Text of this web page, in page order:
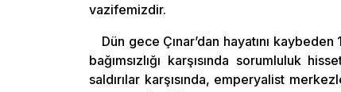
vazifemizdir.
Dün gece Çınar’dan hayatını kaybeden
bağımsızlığı karşısında sorumluluk
saldırılar karşısında, emperyalist